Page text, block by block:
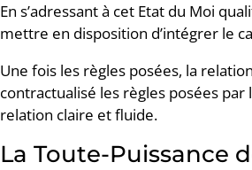
En s’adressant à cet Etat du Moi
mettre en disposition d’intégrer le
Une fois les règles posées, la
contractualisé les règles posées par
relation claire et fluide.
La Toute-Puissance